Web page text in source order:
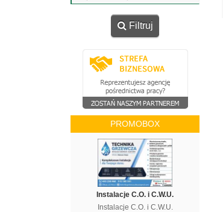
Filtruj
PROMOBOX
Instalacje C.O. i C.W.U.
Instalacje C.O. i C.W.U.